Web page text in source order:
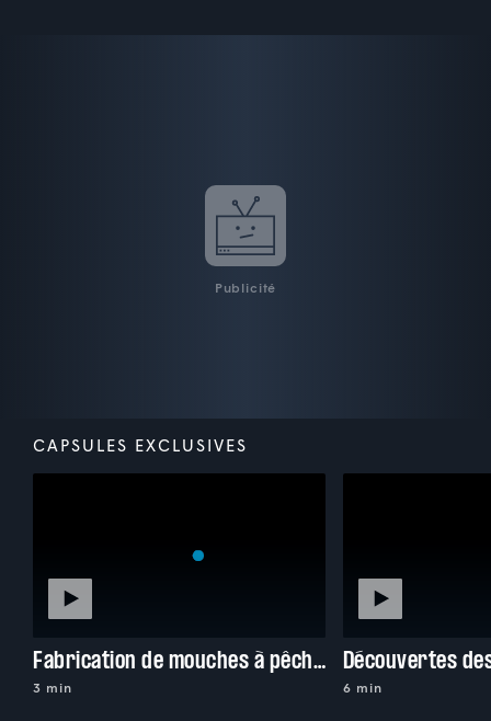
Publicité
CAPSULES EXCLUSIVES
Fabrication de mouches à pêche avec Macéo
3 min 6 min